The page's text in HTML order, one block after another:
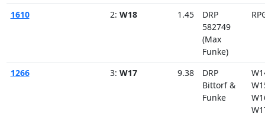
1610
2: W18 1.45
DRP
582749
(Max
Funke)
1266 3: W17 9.38
DRP
Bittorf &
Funke